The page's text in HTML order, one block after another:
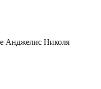
Анджелис Николя